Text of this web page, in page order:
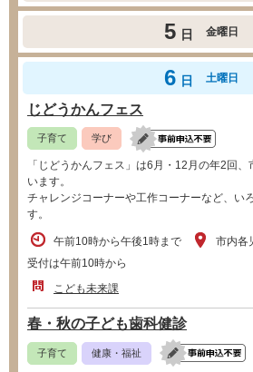
5 日 金曜日
6 日 土曜日
じどうかんフェス
子育て 学び
「じどうかんフェス」は6月・12月の年2回
います。
チャレンジコーナーや工作コーナーなど、い
す。
午前10時から午後1時まで
受付は午前10時から
市内各
こども未来課
春・秋の子ども歯科健診
子育て 健康・福祉